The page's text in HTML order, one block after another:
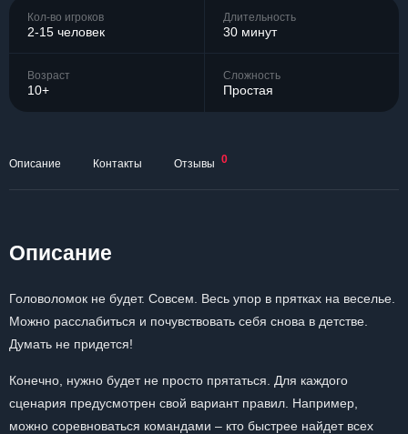
Кол-во игроков
2-15 человек
Длительность
30 минут
Возраст
10+
Сложность
Простая
Описание Контакты Отзывы 0
Описание
Головоломок не будет. Совсем. Весь упор в прятках на веселье.
Можно расслабиться и почувствовать себя снова в детстве.
Думать не придется!
Конечно, нужно будет не просто прятаться. Для каждого
сценария предусмотрен свой вариант правил. Например,
можно соревноваться командами – кто быстрее найдет всех